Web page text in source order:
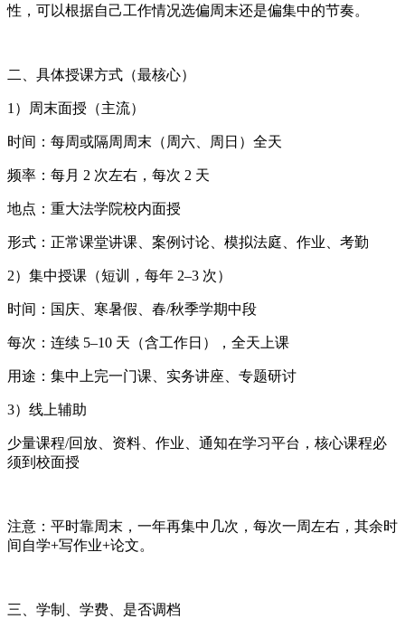
性，可以根据自己工作情况选偏周末还是偏集中的节奏。
二、具体授课方式（最核心）
1）周末面授（主流）
时间：每周或隔周周末（周六、周日）全天
频率：每月 2 次左右，每次 2 天
地点：重大法学院校内面授
形式：正常课堂讲课、案例讨论、模拟法庭、作业、考勤
2）集中授课（短训，每年 2–3 次）
时间：国庆、寒暑假、春/秋季学期中段
每次：连续 5–10 天（含工作日），全天上课
用途：集中上完一门课、实务讲座、专题研讨
3）线上辅助
少量课程/回放、资料、作业、通知在学习平台，核心课程必
须到校面授
注意：平时靠周末，一年再集中几次，每次一周左右，其余时
间自学+写作业+论文。
三、学制、学费、是否调档